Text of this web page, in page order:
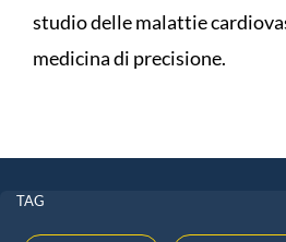
studio delle malattie
medicina di precisione.
TAG